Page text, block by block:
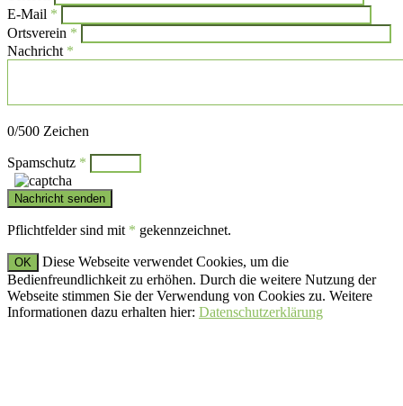
E-Mail *
Ortsverein *
Nachricht *
0/500 Zeichen
Spamschutz *
Pflichtfelder sind mit * gekennzeichnet.
OK
Diese Webseite verwendet Cookies, um die
Bedienfreundlichkeit zu erhöhen. Durch die weitere Nutzung der
Webseite stimmen Sie der Verwendung von Cookies zu. Weitere
Informationen dazu erhalten hier: Datenschutzerklärung